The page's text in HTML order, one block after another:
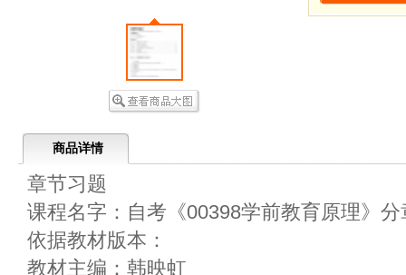
商品详情
章节习题
课程名字：自考《00398学前教育原理》
依据教材版本：
教材主编：韩映虹